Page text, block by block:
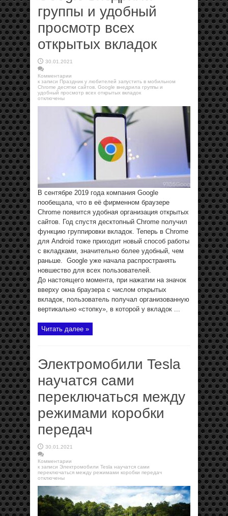
группы и удобный
просмотр всех
открытых вкладок
30.01.2021
Комментарии
к записи Праздник у любителей запустить в мобильном
Chrome десятки сайтов. Google внедрила группы и
удобный просмотр всех открытых вкладок
отключены
В сентябре 2019 года компания Google
пообещала, что в её фирменном браузере
Chrome появится удобная организация открытых
сайтов. Год спустя десктопный Chrome получил
функцию группировки вкладок. Теперь в Chrome
для Android тоже приходит новый способ работы
с вкладками, значительно более удобный, чем
раньше. Google уже начала распространять
новшество для всех пользователей.
До настоящего момента, при нажатии на значок
вверху окна браузера с числом открытых
вкладок, пользователь получал организованную
вертикально «стопку», в которой у вкладок ...
Читать далее »
Электромобили Tesla
научатся сами
переключаться между
режимами коробки
передач
30.01.2021
Комментарии
к записи Электромобили Tesla научатся сами
переключаться между режимами коробки передач
отключены